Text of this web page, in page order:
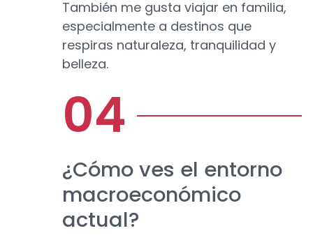
También me gusta viajar en familia,
especialmente a destinos que
respiras naturaleza, tranquilidad y
belleza.
¿Cómo ves el entorno
macroeconómico
actual?